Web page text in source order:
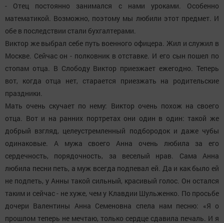
- Отец постоянно занимался с нами уроками. Особенно
математикой. Возможно, поэтому мы любили этот предмет. И
обе в последствии стали бухгалтерами.
Виктор же выбрал себе путь военного офицера. Жил и служил в
Москве. Сейчас он - полковник в отставке. И его сын пошел по
стопам отца. В Слободу Виктор приезжает ежегодно. Теперь
вот, когда отца нет, старается приезжать на родительские
праздники.
Мать очень скучает по нему: Виктор очень похож на своего
отца. Вот и на ранних портретах они один в один: такой же
добрый взгляд, целеустремленный подбородок и даже чубы
одинаковые. А мужа своего Анна очень любила за его
сердечность, порядочность, за веселый нрав. Сама Анна
любила песни петь, а муж всегда подпевал ей. Да и как было ей
не подпеть, у Анны такой сильный, красивый голос. Он остался
таким и сейчас - не хуже, чем у Клавдии Шульженко. По просьбе
дочери Валентины Анна Семеновна спела нам песню: «Я о
прошлом теперь не мечтаю, только сердце сдавила печаль. И я